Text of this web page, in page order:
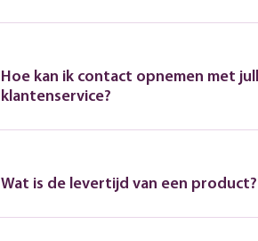
Hoe kan ik contact opnemen met
klantenservice?
Wat is de levertijd van een product?